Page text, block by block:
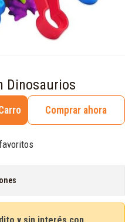
Dinosaurios
Comprar ahora